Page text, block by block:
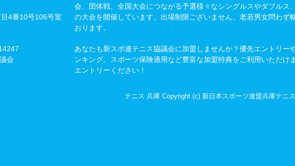
4番10号106号室
会
会、団体戦、全国大会につながる予選様々なシングルスやダブルス
の大会を開催しています。出場制限ございません。老若男女問わず
おります。
あなたも新スポ連テニス協議会に加盟しませんか？優先エントリー
ンキング、スポーツ保険適用など豊富な加盟特典をご利用いただけ
エントリーください！
テニス 兵庫 Copyright (c) 新日本スポーツ連盟兵庫テニ